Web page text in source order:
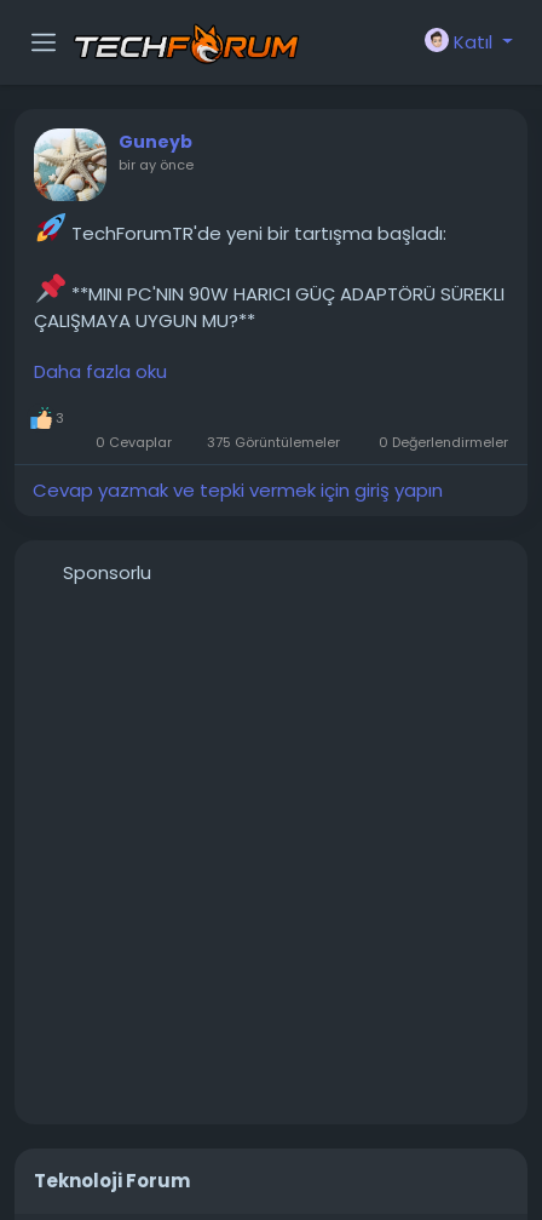
Katıl
Guneyb
bir ay önce
TechForumTR'de yeni bir tartışma başladı:
**MINI PC'NIN 90W HARICI GÜÇ ADAPTÖRÜ SÜREKLI
ÇALIŞMAYA UYGUN MU?**
PC almayı planlıyorum , ancak harici güç
kaynağının sürekli çalışma için tasarlanmadığından
endişeliyim. HP'nin uygun koruma mekanizmalarını
yerleştirdiğinden ve buna göre boyutlandırdığından
eminim, ancak yalnızca 10-15 yıllık dizüstü bilgisayar
───────────────
Daha fazla oku
3
0 Cevaplar
375 Görüntülemeler 0 Değerlendirmeler
Cevap yazmak ve tepki vermek için giriş yapın
Sponsorlu
Teknoloji Forum